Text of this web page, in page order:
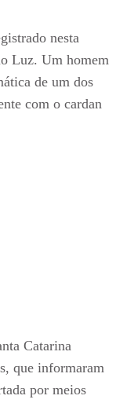
nesta
Luz. Um homem
de um dos
com o cardan
Catarina
que informaram
por meios